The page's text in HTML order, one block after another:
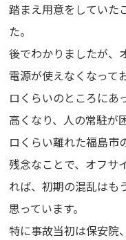
踏まえ用意をしていた
た。
後でわかりましたが、
電源が使えなくなって
ロくらいのところにあ
高くなり、人の常駐が
ロくらい離れた福島市
残念なことで、オフサ
れば、初期の混乱はも
思っています。
特に事故当初は保安院